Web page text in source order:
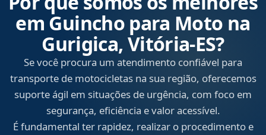
em Guincho para Moto na
Gurigica, Vitória‑ES?
Se você procura um atendimento confiável para
transporte de motocicletas na sua região, oferecemos
suporte ágil em situações de urgência, com foco em
segurança, eficiência e valor acessível.
É fundamental ter rapidez, realizar o procedimento e